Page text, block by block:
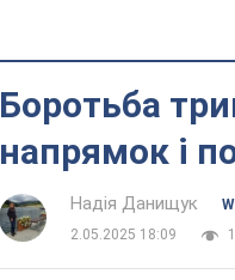
Боротьба
напрямок і
Надія Данищук
2.05.2025 18:09